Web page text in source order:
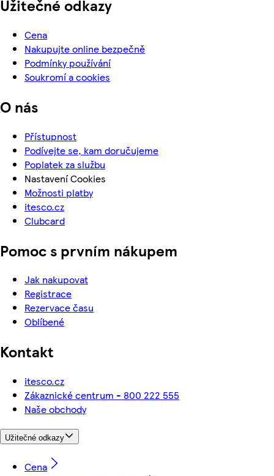
Užitečné odkazy
Cena
Nakupujte online bezpečně
Podmínky používání
Soukromí a cookies
O nás
Přístupnost
Podívejte se, kam doručujeme
Poplatek za službu
Nastavení Cookies
Možnosti platby
itesco.cz
Clubcard
Pomoc s prvním nákupem
Jak nakupovat
Registrace
Rezervace času
Oblíbené
Kontakt
itesco.cz
Zákaznické centrum - 800 222 555
Naše obchody
Užitečné odkazy
Cena